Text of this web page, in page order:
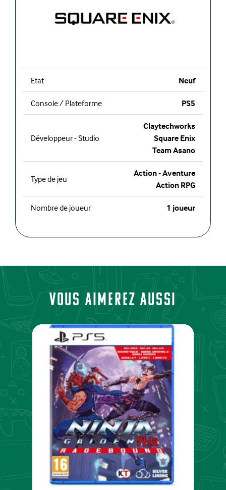
Etat Neuf
Console / Plateforme PS5
Développeur - Studio
Claytechworks
Square Enix
Team Asano
Type de jeu
Action - Aventure
Action RPG
Nombre de joueur 1 joueur
Vous aimerez aussi